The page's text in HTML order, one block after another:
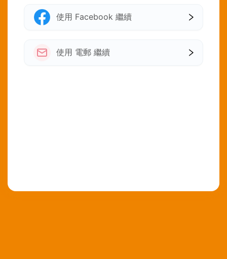
使用 Facebook 繼續
使用 電郵 繼續